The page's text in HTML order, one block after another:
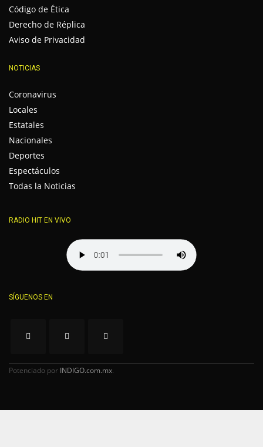
Código de Ética
Derecho de Réplica
Aviso de Privacidad
NOTICIAS
Coronavirus
Locales
Estatales
Nacionales
Deportes
Espectáculos
Todas la Noticias
RADIO HIT EN VIVO
SÍGUENOS EN
Potenciado por INDIGO.com.mx.